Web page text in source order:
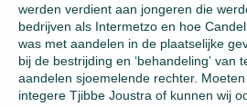
werden verdient aan jongeren die
bedrijven als Intermetzo en hoe
was met aandelen in de plaatselijke
bij de bestrijding en ‘behandeling’ van
aandelen sjoemelende rechter.
integere Tjibbe Joustra of kunnen wij